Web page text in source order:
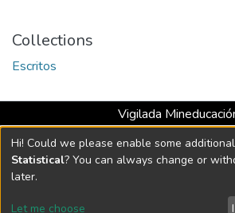
Collections
Escritos
Vigilada
Universidad con Acreditación
Resolución MEN 2158
DSpace software copyright ©
Hi! Could we please enable some
Statistical? You can always change or
later.
Let me choose